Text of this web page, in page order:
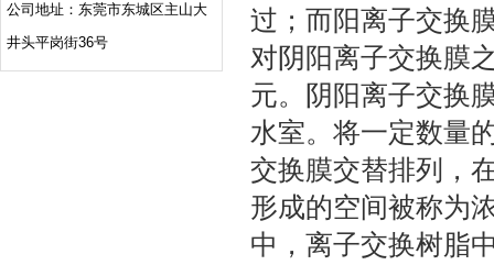
公司地址：东莞市东城区主山大
井头平岗街36号
过；而阳离子交换
对阴阳离子交换膜
元。阴阳离子交换
水室。将一定数量
交换膜交替排列，
形成的空间被称为
中，离子交换树脂